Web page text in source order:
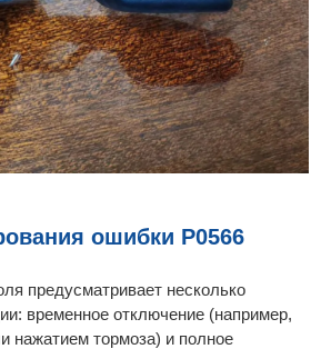
ошибки P0566
предусматривает несколько
временное отключение (например,
нажатием тормоза) и полное